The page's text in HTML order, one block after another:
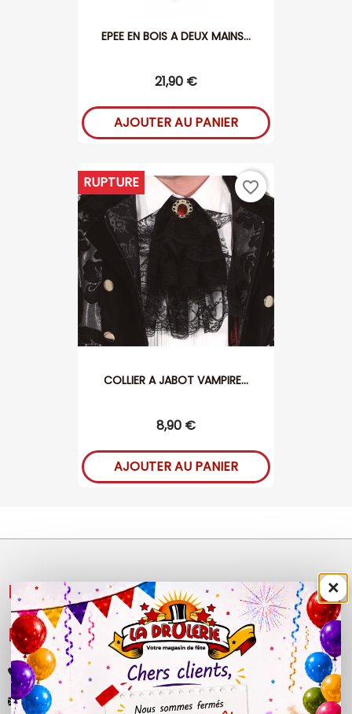
EPEE EN BOIS A DEUX MAINS...
21,90 €
AJOUTER AU PANIER
COLLIER A JABOT VAMPIRE...
8,90 €
RUPTURE
AJOUTER AU PANIER
favorite_border
NOS PRODUITS 
LÉGAL 
+33 (0)4 50 40 81 00
contact@ladrolerie.fr
×